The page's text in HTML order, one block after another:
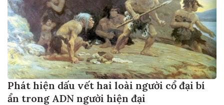
Phát hiện dấu vết hai loài người cổ đại bí
ẩn trong ADN người hiện đại